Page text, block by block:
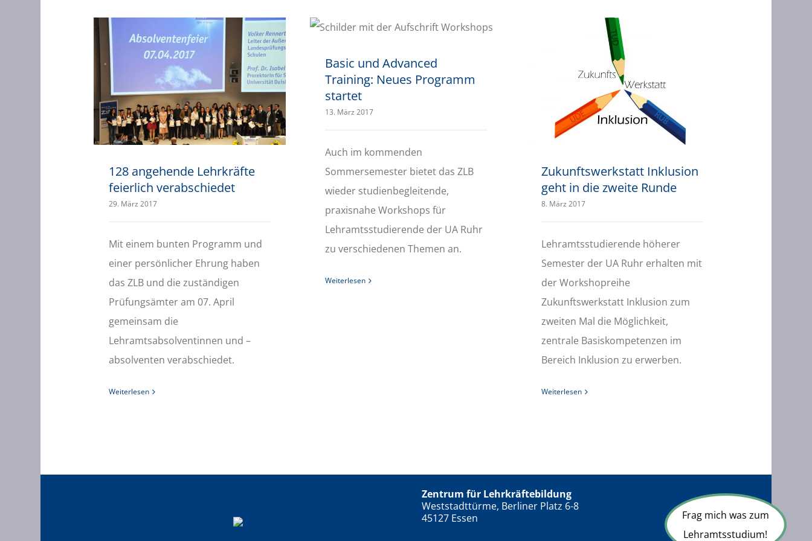
128 angehende Lehrkräfte
feierlich verabschiedet
29. März 2017
Mit einem bunten Programm und
einer persönlicher Ehrung haben
das ZLB und die zuständigen
Prüfungsämter am 07. April
gemeinsam die
Lehramtsabsolventinnen und –
absolventen verabschiedet.
Weiterlesen
Basic und Advanced
Training: Neues Programm
startet
13. März 2017
Auch im kommenden
Sommersemester bietet das ZLB
wieder studienbegleitende,
praxisnahe Workshops für
Lehramtsstudierende der UA Ruhr
zu verschiedenen Themen an.
Weiterlesen
Zukunftswerkstatt Inklusion
geht in die zweite Runde
8. März 2017
Lehramtsstudierende höherer
Semester der UA Ruhr erhalten mit
der Workshopreihe
Zukunftswerkstatt Inklusion zum
zweiten Mal die Möglichkeit,
zentrale Basiskompetenzen im
Bereich Inklusion zu erwerben.
Weiterlesen
Zentrum für Lehrkräftebildung
Weststadttürme, Berliner Platz 6-8
45127 Essen
Frag mich was zum
Lehramtsstudium!